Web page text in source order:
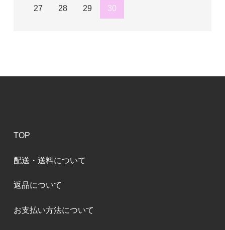
27 28 29 30
TOP
配送・送料について
返品について
お支払い方法について